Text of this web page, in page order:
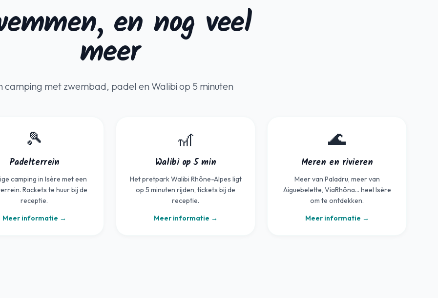
en nog veel
meer
camping met zwembad, padel en Walibi op 5 minuten
🎾
Padelterrein
camping in Isère met een
Rackets te huur bij de
receptie.
Meer informatie →
🎢
Walibi op 5 min
Het pretpark Walibi Rhône-Alpes ligt
op 5 minuten rijden, tickets bij de
receptie.
Meer informatie →
🌊
Meren en rivieren
Meer van Paladru, meer van
Aiguebelette, ViaRhôna… heel Isère
om te ontdekken.
Meer informatie →